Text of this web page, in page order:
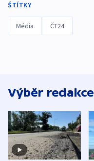
ŠTÍTKY
Média ČT24
Výběr redakce